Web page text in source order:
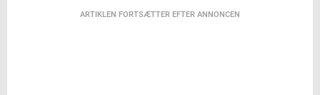
ARTIKLEN FORTSÆTTER EFTER ANNONCEN